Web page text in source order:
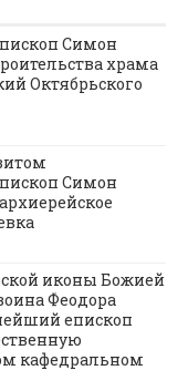
Симон
храма
Октябрьского
Симон
иконы Божией
Феодора
епископ
кафедральном